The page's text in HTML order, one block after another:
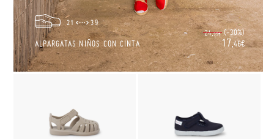
21 39
ALPARGATAS NIÑOS CON CINTA
24,95€ (-30%)
17,46€